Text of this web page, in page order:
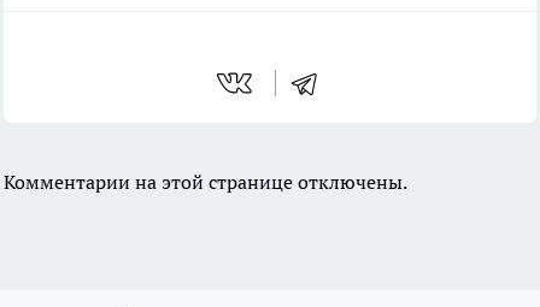
Комментарии на этой странице отключены.